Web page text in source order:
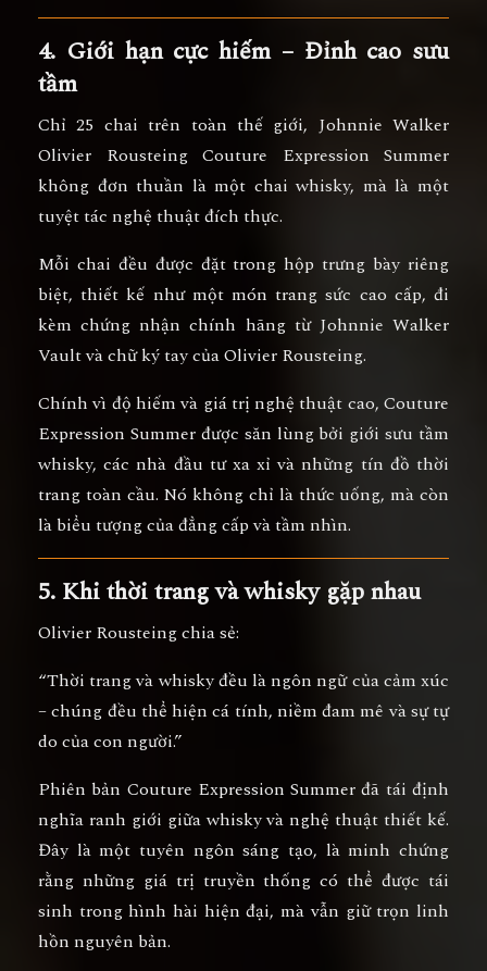
4. Giới hạn cực hiếm – Đỉnh cao sưu
tầm
Chỉ25 chai trên toàn thế giới, Johnnie Walker
Olivier Rousteing Couture Expression Summer
không đơn thuần là một chai whisky, mà là một
tuyệt tác nghệ thuật đích thực.
Mỗi chai đều được đặt tronghộp trưng bày riêng
biệt, thiết kế như một món trang sức cao cấp, đi
kèmchứng nhận chính hãngtừ Johnnie Walker
Vault vàchữ ký tay của Olivier Rousteing.
Chính vì độ hiếm và giá trị nghệ thuật cao, Couture
Expression Summer được săn lùng bởi giới sưu tầm
whisky, các nhà đầu tư xa xỉ và những tín đồ thời
trang toàn cầu. Nó không chỉ là thức uống, mà còn
là biểu tượng của đẳng cấp và tầm nhìn.
5. Khi thời trang và whisky gặp nhau
Olivier Rousteing chia sẻ:
“Thời trang và whisky đều là ngôn ngữ của cảm xúc
– chúng đều thể hiện cá tính, niềm đam mê và sự tự
do của con người.”
Phiên bản Couture Expression Summer đã tái định
nghĩa ranh giới giữa whisky và nghệ thuật thiết kế.
Đây làmột tuyên ngôn sáng tạo, là minh chứng
rằng những giá trị truyền thống có thể được tái
sinh trong hình hài hiện đại, mà vẫn giữ trọn linh
hồn nguyên bản.